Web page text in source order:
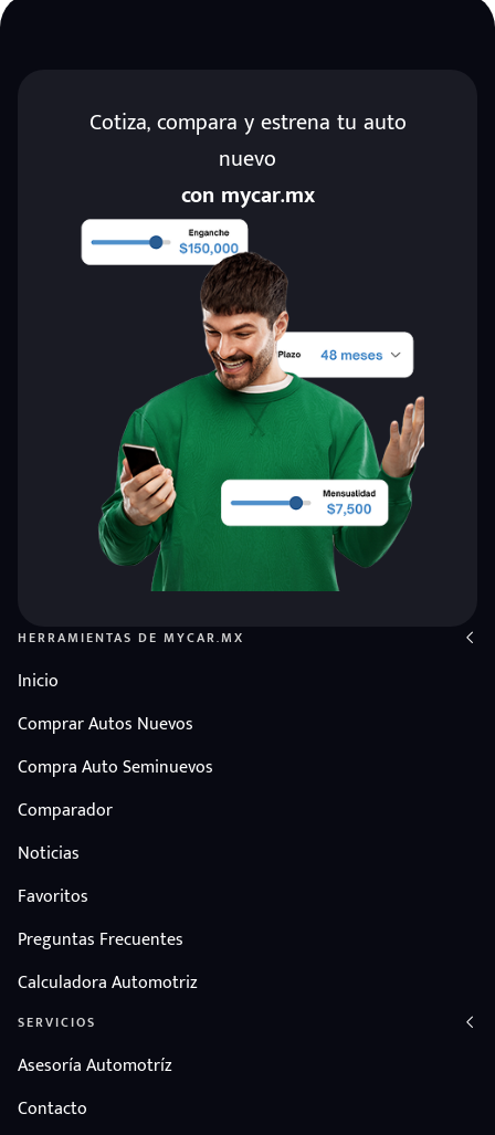
Cotiza, compara y estrena tu auto
nuevo
con mycar.mx
HERRAMIENTAS DE MYCAR.MX
Inicio
Comprar Autos Nuevos
Compra Auto Seminuevos
Comparador
Noticias
Favoritos
Preguntas Frecuentes
Calculadora Automotriz
SERVICIOS
Asesoría Automotríz
Contacto